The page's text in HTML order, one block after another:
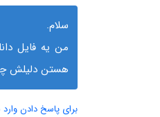
سلام.
من یه فایل
هستن دلیلش
برای پاسخ دادن